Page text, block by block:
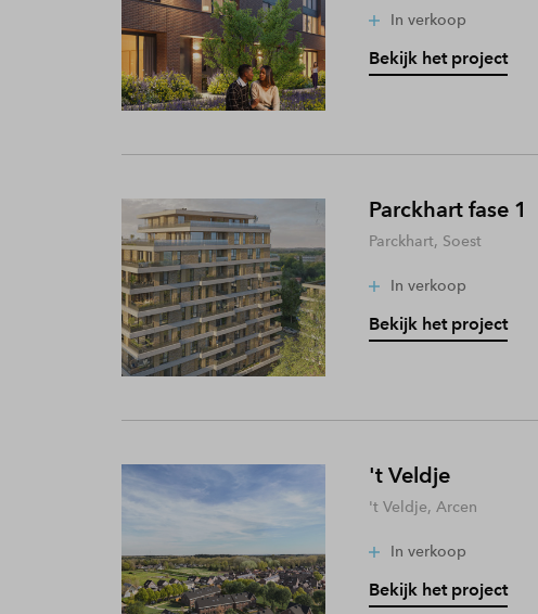
In verkoop
Bekijk het project
Parckhart fase 1
Parckhart, Soest
In verkoop
Bekijk het project
't Veldje
't Veldje, Arcen
In verkoop
Bekijk het project